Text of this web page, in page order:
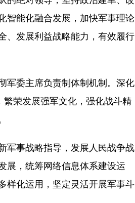
智能化融合发展，加快军事理论
、发展利益战略能力，有效履行
委主席负责制体制机制。深化
荣发展强军文化，强化战斗精
事战略指导，发展人民战争战
展，统筹网络信息体系建设运
样化运用，坚定灵活开展军事斗